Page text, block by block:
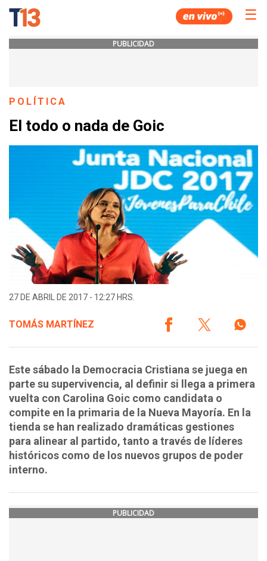
☰
PUBLICIDAD
POLÍTICA
El todo o nada de Goic
27 DE ABRIL DE 2017 - 12:27 HRS.
TOMÁS MARTÍNEZ
Este sábado la Democracia Cristiana se juega en
parte su supervivencia, al definir si llega a primera
vuelta con Carolina Goic como candidata o
compite en la primaria de la Nueva Mayoría. En la
tienda se han realizado dramáticas gestiones
para alinear al partido, tanto a través de líderes
históricos como de los nuevos grupos de poder
interno.
PUBLICIDAD